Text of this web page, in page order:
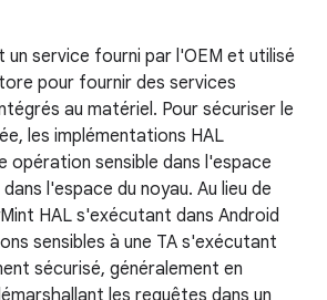
un service fourni par l'OEM et utilisé
pour fournir des services
au matériel. Pour sécuriser le
les implémentations HAL
opération sensible dans l'espace
l'espace du noyau. Au lieu de
HAL s'exécutant dans Android
sensibles à une TA s'exécutant
sécurisé, généralement en
les requêtes dans un